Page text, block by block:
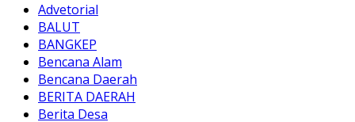
Advetorial
BALUT
BANGKEP
Bencana Alam
Bencana Daerah
BERITA DAERAH
Berita Desa